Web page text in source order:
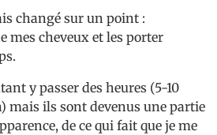
changé sur un point :
mes cheveux et les porter
y passer des heures (5-10
mais ils sont devenus une partie
de ce qui fait que je me